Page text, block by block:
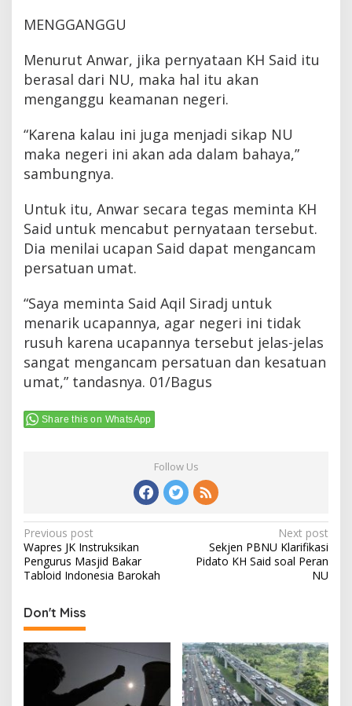
MENGGANGGU
Menurut Anwar, jika pernyataan KH Said itu
berasal dari NU, maka hal itu akan
menganggu keamanan negeri.
“Karena kalau ini juga menjadi sikap NU
maka negeri ini akan ada dalam bahaya,”
sambungnya.
Untuk itu, Anwar secara tegas meminta KH
Said untuk mencabut pernyataan tersebut.
Dia menilai ucapan Said dapat mengancam
persatuan umat.
“Saya meminta Said Aqil Siradj untuk
menarik ucapannya, agar negeri ini tidak
rusuh karena ucapannya tersebut jelas-jelas
sangat mengancam persatuan dan kesatuan
umat,” tandasnya. 01/Bagus
Share this on WhatsApp
Follow Us
Post
navigation
Previous post
Wapres JK Instruksikan
Pengurus Masjid Bakar
Tabloid Indonesia Barokah
Next post
Sekjen PBNU Klarifikasi
Pidato KH Said soal Peran
NU
Don't Miss